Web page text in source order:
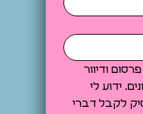
אני מאשר/ת קבלת פרסום ודיוור
באמצעי המדיה השונים. ידוע לי
שאוכל לבקש להפסיק לקבל דברי